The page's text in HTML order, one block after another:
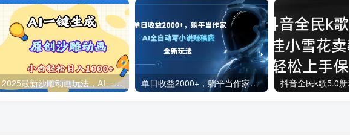
2025最新沙雕动画玩法，AI一键生成，条条原创 轻松破千万播放，单日变现1K+，小白看完就会 单日收益2000+，躺平当作家，AI全自动写小说赚稿费，全新玩法